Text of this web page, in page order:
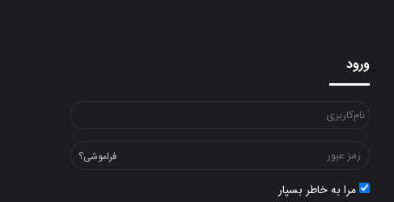
ورود
فراموشی؟
مرا به خاطر بسپار